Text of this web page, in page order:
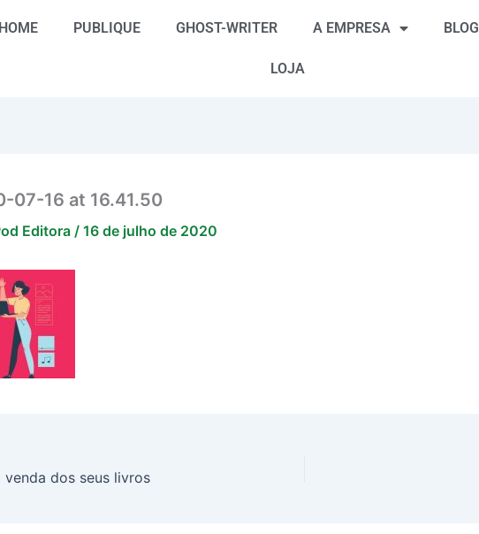
HOME PUBLIQUE GHOST-WRITER A EMPRESA BLOG
LOJA
07-16 at 16.41.50
Editora / 16 de julho de 2020
dos seus livros